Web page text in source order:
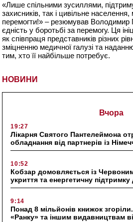
НОВИНИ
Вчора
19:27
Лікарня Святого Пантелеймона
обладнання від партнерів із
10:52
Кобзар домовляється із
укриття та енергетичну
9:14
Понад 8 мільйонів книжок
«Ранку» та іншим видавництвам
«Лише спільними зусиллями,
захисників, так і цивільне
перемогти!» – резюмував
єдність у боротьбі за перемогу. Ця
як співпраця представників різних
зміцненню медичної галузі та
тим, хто її найбільше потребує.